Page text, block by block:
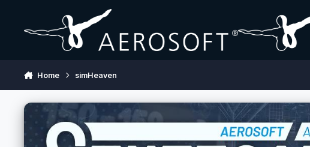
Home simHeaven